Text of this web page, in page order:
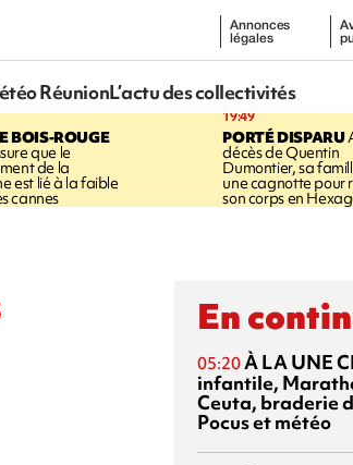
Annonces
légales
RéunionL’actu des collectivités
BOIS-ROUGE
que le
de la
est lié à la faible
cannes
19:49
PORTÉ DISPARU
décès de Quentin
Dumontier, sa
une cagnotte pour
son corps en
En
05:20À LA UNE
infantile,
Ceuta, braderie
Pocus et météo